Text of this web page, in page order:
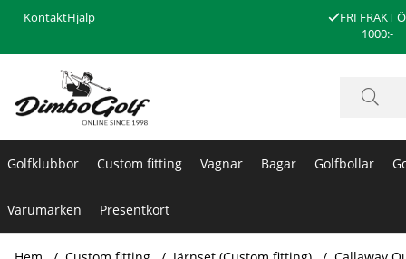
KontaktHjälp
FRI FRAKT
1000:-
Golfklubbor Custom fitting Vagnar Bagar Golfbollar
Varumärken Presentkort